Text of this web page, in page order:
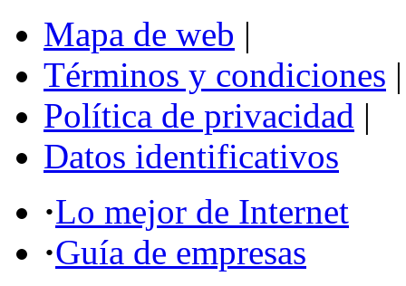
Mapa de web |
Términos y condiciones |
Política de privacidad |
Datos identificativos
·Lo mejor de Internet
·Guía de empresas